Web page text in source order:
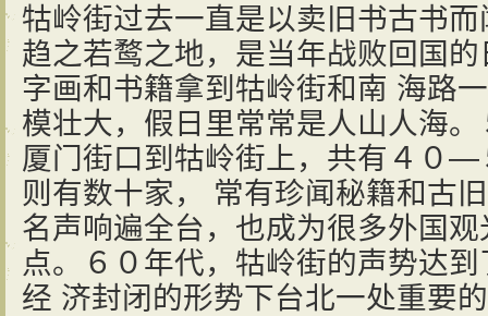
牯岭街过去一直是以卖旧书古书
趋之若鹜之地，是当年战败回国
字画和书籍拿到牯岭街和南 海路
模壮大，假日里常常是人山人海
厦门街口到牯岭街上，共有４０
则有数十家， 常有珍闻秘籍和古
名声响遍全台，也成为很多外国
点。６０年代，牯岭街的声势达
经 济封闭的形势下台北一处重要